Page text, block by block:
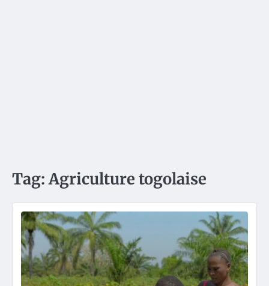
Tag:Agriculture togolaise